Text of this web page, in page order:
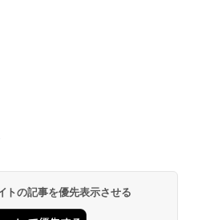
トの記事を優先表示させる